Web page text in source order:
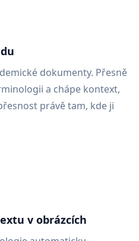
dokumenty. Přesně
a chápe kontext,
právě tam, kde ji
v obrázcích